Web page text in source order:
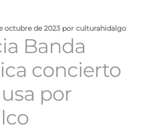
octubre de 2023 por culturahidalgo
Banda
concierto
por